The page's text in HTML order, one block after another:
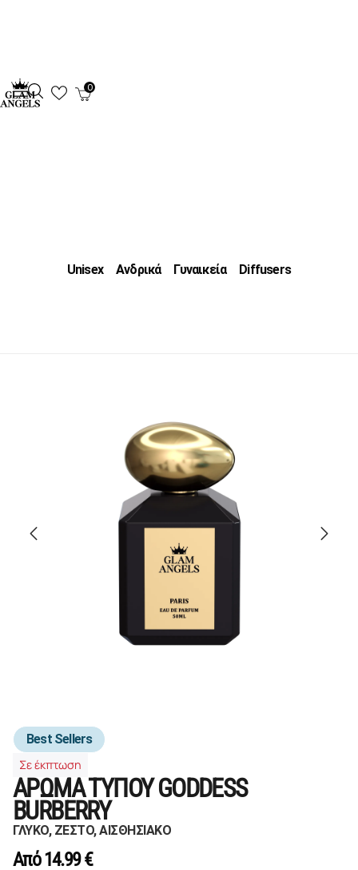
0
Unisex Ανδρικά Γυναικεία Diffusers
Best Sellers
Σε έκπτωση
ΑΡΩΜΑ ΤΥΠΟΥ GODDESS
BURBERRY
ΓΛΥΚΟ, ΖΕΣΤΟ, ΑΙΣΘΗΣΙΑΚΟ
Από14.99€